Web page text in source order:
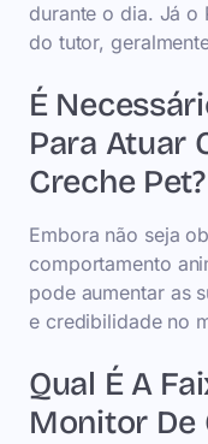
durante o dia. Já o
do tutor,
É
Para Atuar
Creche Pet?
Embora não seja
comportamento
pode aumentar as
e credibilidade no
Qual É A
Monitor De